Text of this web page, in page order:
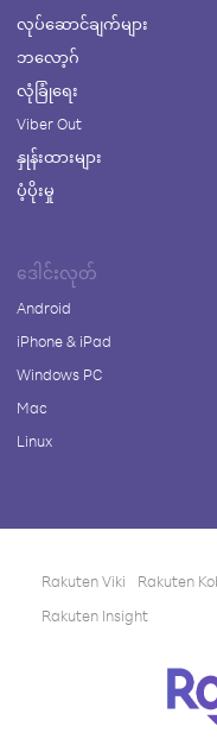
လုပ်ဆောင်ချက်များ
ဘလော့ဂ်
လုံခြုံရေး
Viber Out
နှုန်းထားများ
ပံ့ပိုးမှု
ဒေါင်းလုတ်
Android
iPhone & iPad
Windows PC
Mac
Linux
Rakuten Viki Rakuten
Rakuten Insight